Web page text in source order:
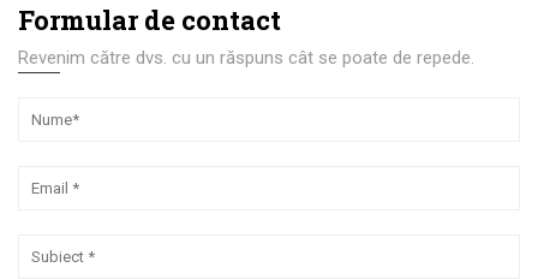
Formular de contact
Revenim către dvs. cu un răspuns cât se poate de repede.